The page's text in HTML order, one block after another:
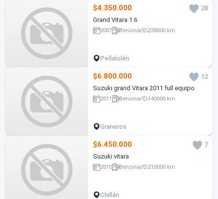
$4.350.000
28
Grand Vitara 1.6
2007 Bencina 238000 km
Peñalolén
$6.800.000
12
Suzuki grand Vitara 2011 full equipo
2011 Bencina 140000 km
Graneros
$6.450.000
7
Suzuki vitara
2010 Bencina 210000 km
Chillán